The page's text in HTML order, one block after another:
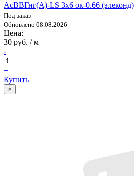
АсВВГнг(А)-LS 3х6 ок-0.66 (элеконд)
Под заказ
Обновлено 08.08.2026
Цена:
30 руб. / м
-
+
Купить
×